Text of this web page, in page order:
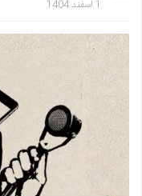
1 اسفند 1404